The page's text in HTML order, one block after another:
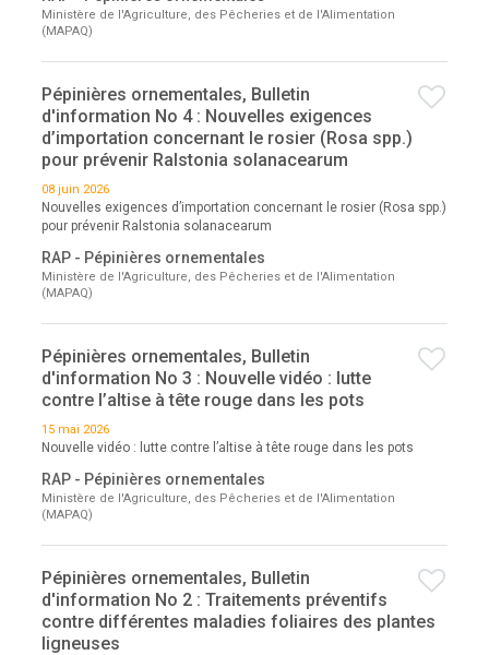
Ministère de l'Agriculture, des Pêcheries et de l'Alimentation
(MAPAQ)
Pépinières ornementales, Bulletin
d'information No 4 : Nouvelles exigences
d’importation concernant le rosier (Rosa spp.)
pour prévenir Ralstonia solanacearum
08 juin 2026
Nouvelles exigences d’importation concernant le rosier (Rosa spp.)
pour prévenir Ralstonia solanacearum
RAP - Pépinières ornementales
Ministère de l'Agriculture, des Pêcheries et de l'Alimentation
(MAPAQ)
Pépinières ornementales, Bulletin
d'information No 3 : Nouvelle vidéo : lutte
contre l’altise à tête rouge dans les pots
15 mai 2026
Nouvelle vidéo : lutte contre l’altise à tête rouge dans les pots
RAP - Pépinières ornementales
Ministère de l'Agriculture, des Pêcheries et de l'Alimentation
(MAPAQ)
Pépinières ornementales, Bulletin
d'information No 2 : Traitements préventifs
contre différentes maladies foliaires des plantes
ligneuses